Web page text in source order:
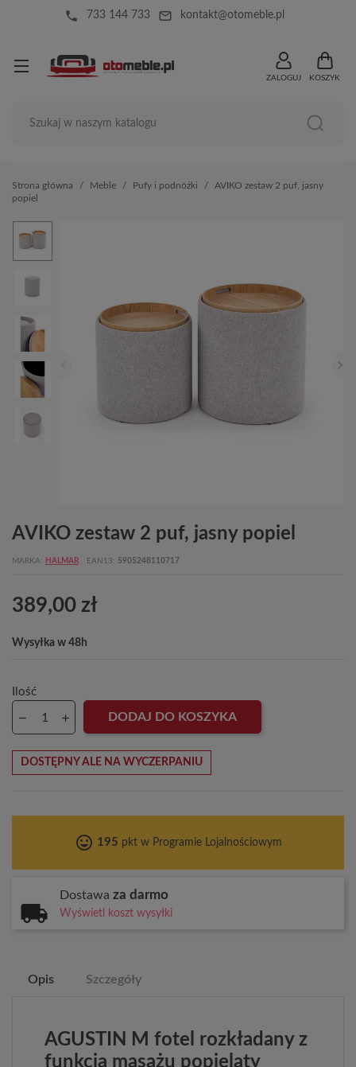
local_phone 733 144 733 mail_outline kontakt@otomeble.pl
ZALOGUJ KOSZYK
Strona główna Meble Pufy i podnóżki
AVIKO zestaw 2 puf, jasny
popiel
AVIKO zestaw 2 puf, jasny popiel
MARKA HALMAR EAN13 5905248110717
389,00 zł
Wysyłka w 48h
Ilość
DODAJ DO KOSZYKA
DOSTĘPNY ALE NA WYCZERPANIU
tag_faces 195 pkt w Programie Lojalnościowym
Dostawa za darmo
Wyświetl koszt wysyłki
Opis Szczegóły
AGUSTIN M fotel rozkładany z
funkcją masażu popielaty